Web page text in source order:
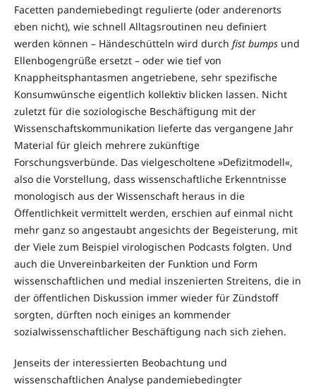
Facetten pandemiebedingt regulierte (oder anderenorts
eben nicht), wie schnell Alltagsroutinen neu definiert
werden können – Händeschütteln wird durch fist bumpsund
Ellenbogengrüße ersetzt – oder wie tief von
Knappheitsphantasmen angetriebene, sehr spezifische
Konsumwünsche eigentlich kollektiv blicken lassen. Nicht
zuletzt für die soziologische Beschäftigung mit der
Wissenschaftskommunikation lieferte das vergangene Jahr
Material für gleich mehrere zukünftige
Forschungsverbünde. Das vielgescholtene »Defizitmodell«,
also die Vorstellung, dass wissenschaftliche Erkenntnisse
monologisch aus der Wissenschaft heraus in die
Öffentlichkeit vermittelt werden, erschien auf einmal nicht
mehr ganz so angestaubt angesichts der Begeisterung, mit
der Viele zum Beispiel virologischen Podcasts folgten. Und
auch die Unvereinbarkeiten der Funktion und Form
wissenschaftlichen und medial inszenierten Streitens, die in
der öffentlichen Diskussion immer wieder für Zündstoff
sorgten, dürften noch einiges an kommender
sozialwissenschaftlicher Beschäftigung nach sich ziehen.
Jenseits der interessierten Beobachtung und
wissenschaftlichen Analyse pandemiebedingter